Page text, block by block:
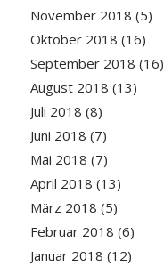
November 2018 (5)
Oktober 2018 (16)
September 2018 (16)
August 2018 (13)
Juli 2018 (8)
Juni 2018 (7)
Mai 2018 (7)
April 2018 (13)
März 2018 (5)
Februar 2018 (6)
Januar 2018 (12)